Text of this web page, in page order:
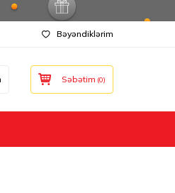
Bəyəndiklərim
Səbətim (0)